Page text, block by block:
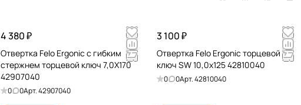
4 380 ₽
Отвертка Felo Ergonic с гибким
стержнем торцевой ключ 7,0X170
42907040
0 0Арт.42907040
3 100 ₽
Отвертка Felo Ergonic торцевой
ключ SW 10,0x125 42810040
0 0Арт.42810040